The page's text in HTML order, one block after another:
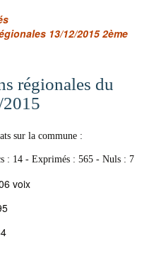
13/12/2015 2ème
régionales du
sur la commune :
: 14 - Exprimés : 565 - Nuls : 7
voix